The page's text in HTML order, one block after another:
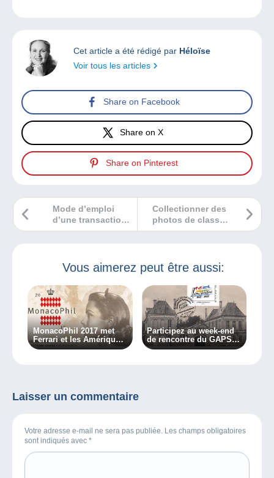
Cet article a été rédigé par Héloïse
Voir tous les articles
Share on Facebook
Share on X
Share on Pinterest
Collectionner des
photos de classe
c’est collectionner
Mode d’emploi
d’une transaction
réussie sur
Vous aimerez peut être aussi:
MonacoPhil 2017 met
Ferrari et les Amériques
à l’honneur !
Participez au week-end
de rencontre du GAPS
les 28 et 29 mai 2022
Laisser un commentaire
Votre adresse e-mail ne sera pas publiée. Les champs obligatoires
sont indiqués avec *